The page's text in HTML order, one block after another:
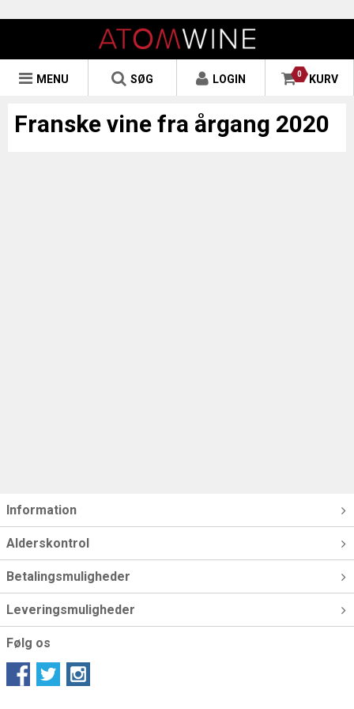
0 KURV
LOGIN
SØG
MENU
Franske vine fra årgang 2020
Information
Alderskontrol
Betalingsmuligheder
Leveringsmuligheder
Følg os